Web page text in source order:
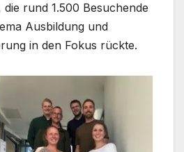
rund 1.500 Besuchende
Ausbildung und
in den Fokus rückte.